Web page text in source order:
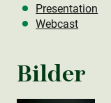
Presentation
Webcast
Bilder